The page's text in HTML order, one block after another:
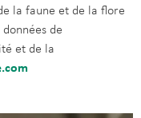
la faune et de la flore
de
et de la